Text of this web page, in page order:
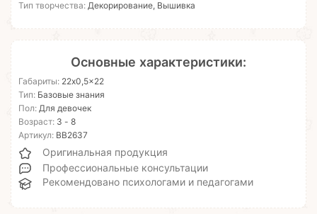
Тип творчества: Декорирование, Вышивка
Основные характеристики:
Габариты: 22x0,5x22
Тип: Базовые знания
Пол: Для девочек
Возраст: 3 - 8
Артикул: ВВ2637
Оригинальная продукция
Профессиональные консультации
Рекомендовано психологами и педагогами